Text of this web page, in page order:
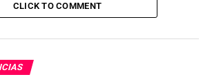
CLICK TO COMMENT